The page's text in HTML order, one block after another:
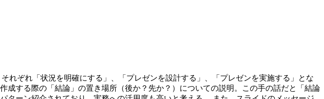
れぞれ「状況を明確にする」、「プレゼンを設計する」、「プレゼンを実施する」とな
する際の「結論」の置き場所（後か？先か？）についての説明。この手の話だと「結論